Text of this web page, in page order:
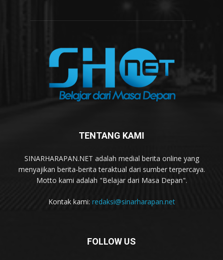
TENTANG KAMI
SINARHARAPAN.NET adalah medial berita online yang
menyajikan berita-berita teraktual dari sumber terpercaya.
Motto kami adalah "Belajar dari Masa Depan".
Kontak kami: redaksi@sinarharapan.net
FOLLOW US